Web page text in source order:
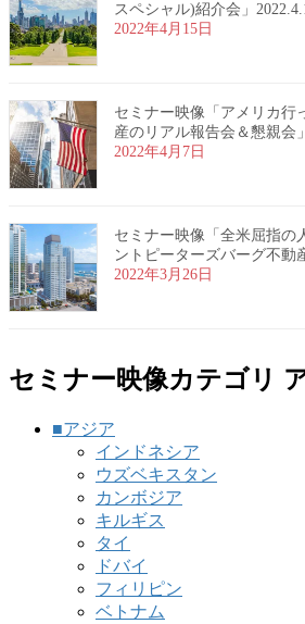
スペシャル)紹介会」
2022年4月15日
セミナー映像「アメリカ行
産のリアル報告会＆懇親会
2022年4月7日
セミナー映像「全米屈指の
ントピーターズバーグ不動
2022年3月26日
セミナー映像カテゴリ
■アジア
インドネシア
ウズベキスタン
カンボジア
キルギス
タイ
ドバイ
フィリピン
ベトナム